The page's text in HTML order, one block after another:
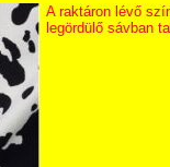
A raktáron lévő
legördülő sávban